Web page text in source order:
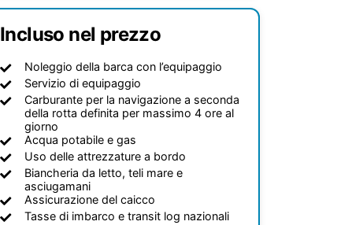
Incluso nel prezzo
Noleggio della barca con l’equipaggio
Servizio di equipaggio
Carburante per la navigazione a seconda
della rotta definita per massimo 4 ore al
giorno
Acqua potabile e gas
Uso delle attrezzature a bordo
Biancheria da letto, teli mare e
asciugamani
Assicurazione del caicco
Tasse di imbarco e transit log nazionali